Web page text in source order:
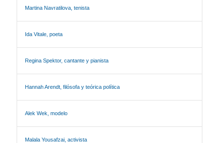
Martina Navratilova, tenista
Ida Vitale, poeta
Regina Spektor, cantante y pianista
Hannah Arendt, filósofa y teórica política
Alek Wek, modelo
Malala Yousafzai, activista